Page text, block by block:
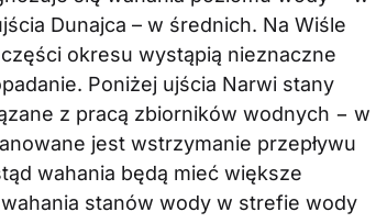
Dunajca – w średnich. Na Wiśle
okresu wystąpią nieznaczne
Poniżej ujścia Narwi stany
z pracą zbiorników wodnych − w
jest wstrzymanie przepływu
wahania będą mieć większe
stanów wody w strefie wody